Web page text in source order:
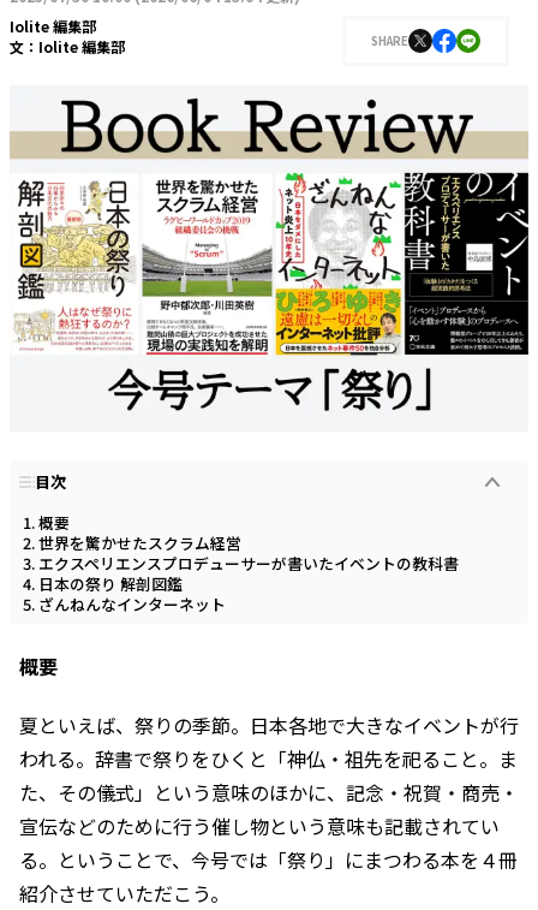
Iolite 編集部
文： Iolite 編集部 SHARE
目次
概要
世界を驚かせたスクラム経営
エクスペリエンスプロデューサーが書いたイベントの教科書
日本の祭り 解剖図鑑
ざんねんなインターネット
概要
夏といえば、祭りの季節。日本各地で大きなイベントが行
われる。辞書で祭りをひくと「神仏・祖先を祀ること。ま
た、その儀式」という意味のほかに、記念・祝賀・商売・
宣伝などのために行う催し物という意味も記載されてい
る。ということで、今号では「祭り」にまつわる本を４冊
紹介させていただこう。